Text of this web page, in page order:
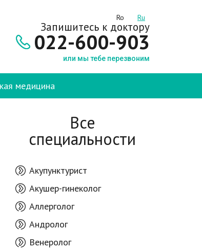
Ro Ru
Запишитесь к доктору
022-600-903
или мы тебе перезвоним
медицина
Все
специальности
Акупунктурист
Акушер-гинеколог
Аллерголог
Андролог
Венеролог